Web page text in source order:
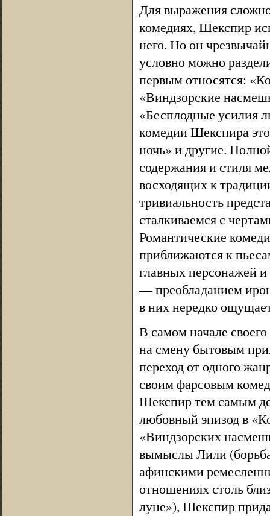
Для выражения
комедиях, Шекспир
него. Но он
условно можно
первым относятся:
«Виндзорские
«Бесплодные усилия
комедии Шекспира
ночь» и другие.
содержания и стиля
восходящих к
тривиальность
сталкиваемся с
Романтические
приближаются к
главных персонажей
— преобладанием
в них нередко
В самом начале
на смену бытовым
переход от одного
своим фарсовым
Шекспир тем самым
любовный эпизод в
«Виндзорских
вымыслы Лили
афинскими
отношениях столь
луне»), Шекспир